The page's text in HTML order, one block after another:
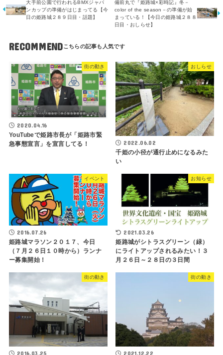
大手前公園で行われるBMXジャパ
ンカップの準備がはじまってる【今
日の姫路城２８９日目・話題】
備前丸で『姫路城×彩時記』冬－
color of the season－の準備が始
まっている！【今日の姫路城２８８
日目・おしらせ】
RECOMMEND
街の動き
2020.04.16
YouTubeで姫路市長が「姫路市緊
急事態宣言」を宣言してる！
おしらせ
2022.06.02
千姫の小径が通行止めになるみた
い
イベント
2016.07.26
姫路城マラソン２０１７、今日
（７月２６日１０時から）ランナ
ー募集開始！
お知らせ
2021.03.26
姫路城がシトラスグリーン（緑）
にライトアップされるみたい！３
月２６日～２８日の３日間
街の動き
2016.03.25
街の動き
2021.12.22